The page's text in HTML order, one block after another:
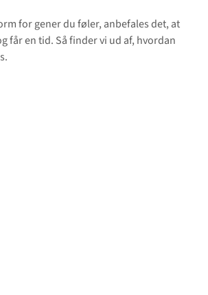
for gener du føler, anbefales det, at
får en tid. Så finder vi ud af, hvordan